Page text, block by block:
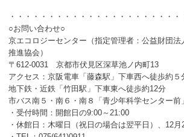
・・・・・・・・・・・・・・・・・・・・・
○お問い合わせ○
京エコロジーセンター（指定管理者：公益財団法
推進協会）
〒612-0031 京都市伏見区深草池ノ内町13
アクセス：京阪電車「藤森駅」下車西へ徒歩約５
地下鉄・近鉄「竹田駅」下車東へ徒歩約12分
市バス南５・南６・南８「青少年科学センター前
・受付時間：開館日の9:00～21:00
・休館日：木曜日（祝日の場合は翌平日）、12月